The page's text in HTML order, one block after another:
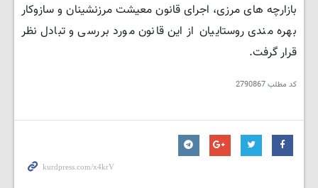
بازارچه های مرزی، اجرای قانون معیشت مرزنشینان و سازوکار
بهره مندی روستاییان از این قانون مورد بررسی و تبادل نظر
قرار گرفت.
کد مطلب2790867